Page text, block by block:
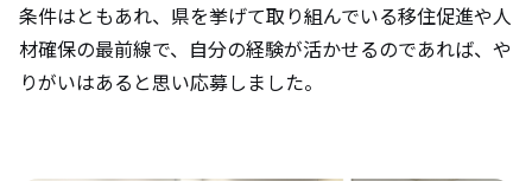
条件はともあれ、県を挙げて取り組んでいる移住促進や人
材確保の最前線で、自分の経験が活かせるのであれば、や
りがいはあると思い応募しました。